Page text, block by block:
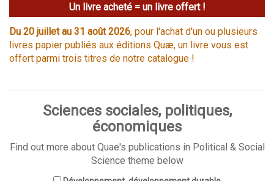
Un livre acheté = un livre offert !
Du 20 juillet au 31 août 2026, pour l'achat d'un ou plusieurs
livres papier publiés aux éditions Quæ, un livre vous est
offert parmi trois titres de notre catalogue !
Sciences sociales, politiques,
économiques
Find out more about Quae's publications in Political & Social
Science theme below